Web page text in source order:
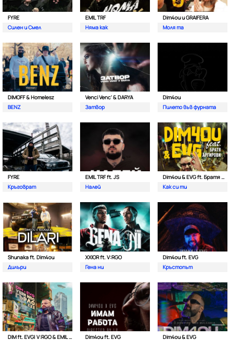
FYRE
Силен и Смел
EMIL TRF
Няма как
Dim4ou и GRAIFERA
Моля та
DIMOFF & Homelesz
BENZ
Venci Venc' & DARYA
Затвор
Dim4ou
Пилето във фурната
FYRE
Кръговрат
EMIL TRF ft. JS
Налей
Dim4ou & EVG ft. Братя Аргирови
Как си ти
Shunaka ft. Dim4ou
Дилъри
XXIOR ft. V:RGO
Гена ни
Dim4ou ft. EVG
Кръстопът
DIM ft. EVG| V:RGO & EMIL TRF
Dim4ou ft. EVG
Dim4ou & EVG